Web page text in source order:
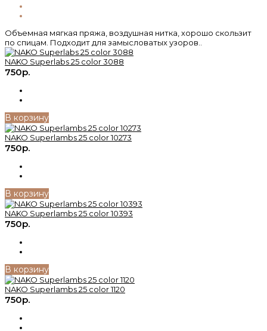
Объемная мягкая пряжа, воздушная нитка, хорошо скользит
по спицам. Подходит для замысловатых узоров..
NAKO Superlabs 25 color 3088
750р.
В корзину
NAKO Superlambs 25 color 10273
750р.
В корзину
NAKO Superlambs 25 color 10393
750р.
В корзину
NAKO Superlambs 25 color 1120
750р.